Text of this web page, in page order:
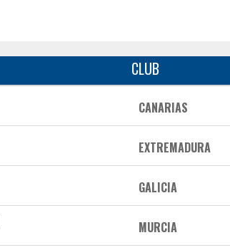
CLUB
CANARIAS
EXTREMADURA
GALICIA
MURCIA